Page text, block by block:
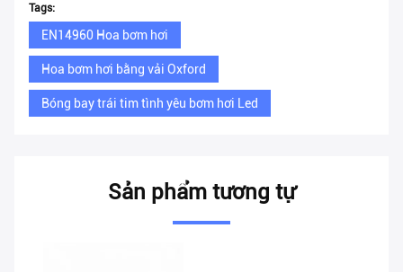
Tags:
EN14960 Hoa bơm hơi
Hoa bơm hơi bằng vải Oxford
Bóng bay trái tim tình yêu bơm hơi Led
Sản phẩm tương tự